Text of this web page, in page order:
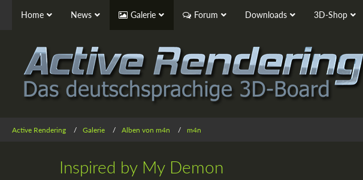
Home News Galerie Forum Downloads 3D-Shop
Active Rendering Galerie Alben von m4n m4n
Inspired by My Demon